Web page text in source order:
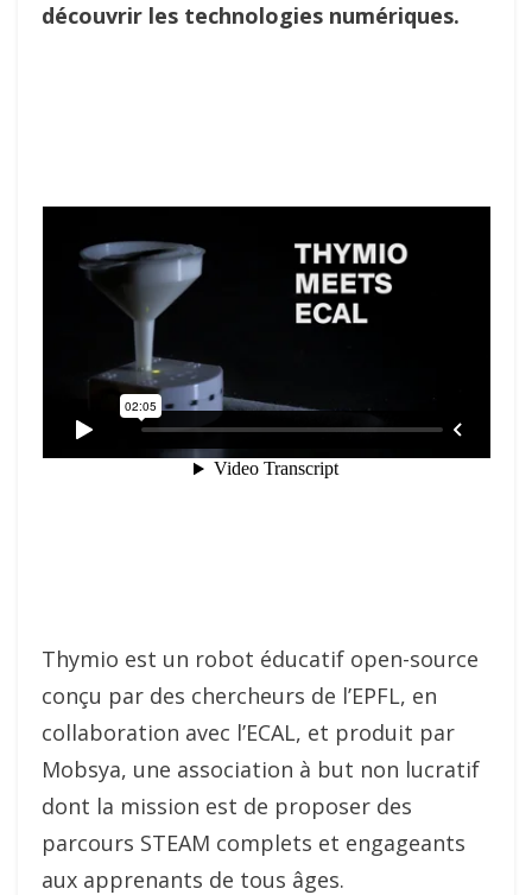
découvrir les technologies numériques.
Thymio est un robot éducatif open-source
conçu par des chercheurs de l’EPFL, en
collaboration avec l’ECAL, et produit par
Mobsya, une association à but non lucratif
dont la mission est de proposer des
parcours STEAM complets et engageants
aux apprenants de tous âges.